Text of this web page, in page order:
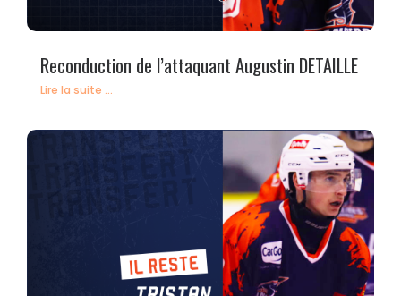
Reconduction de l’attaquant Augustin DETAILLE
Lire la suite ...